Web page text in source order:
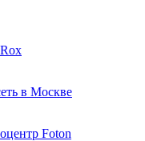
в Москве
Foton